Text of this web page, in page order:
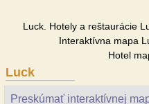
Luck. Hotely a reštaurácie
Interaktívna mapa
Hotel
Luck
Preskúmať interaktívnej